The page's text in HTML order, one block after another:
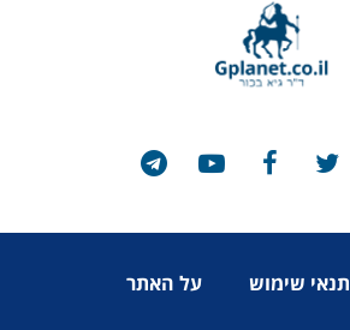
תנאי שימוש על האתר